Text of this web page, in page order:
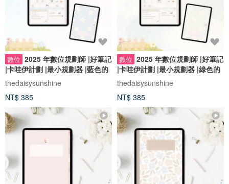
數位 2025 年數位規劃師 |好筆記
|卡哇伊計劃 |最小規劃器 |藍色的
thedaisysunshine
NT$ 385
數位 2025 年數位規劃師 |好筆記
|卡哇伊計劃 |最小規劃器 |綠色的
thedaisysunshine
NT$ 385